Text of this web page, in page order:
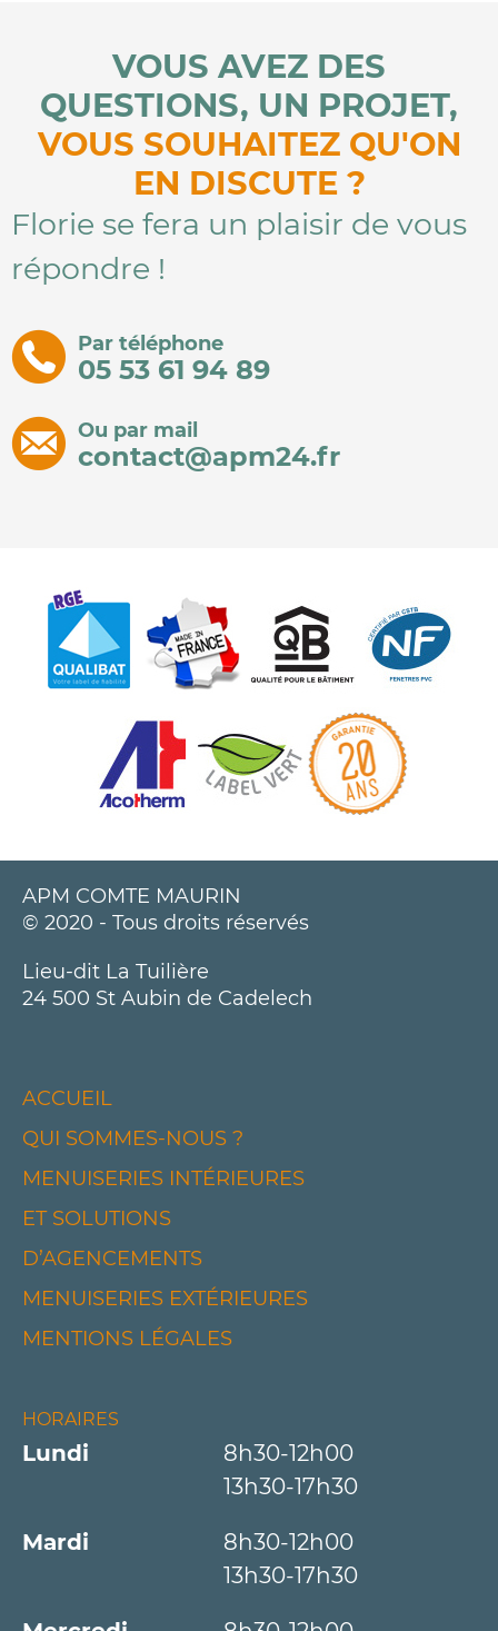
VOUS AVEZ DES
QUESTIONS, UN PROJET,
VOUS SOUHAITEZ QU'ON
EN DISCUTE ?
Florie se fera un plaisir de vous
répondre !
Par téléphone
05 53 61 94 89
Ou par mail
contact@apm24.fr
APM COMTE MAURIN
© 2020 - Tous droits réservés
Lieu-dit La Tuilière
24 500 St Aubin de Cadelech
ACCUEIL
QUI SOMMES-NOUS ?
MENUISERIES INTÉRIEURES
ET SOLUTIONS
D’AGENCEMENTS
MENUISERIES EXTÉRIEURES
MENTIONS LÉGALES
HORAIRES
Lundi
8h30-12h00
13h30-17h30
Mardi
8h30-12h00
13h30-17h30